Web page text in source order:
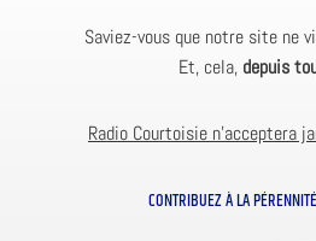
Saviez-vous que notre site ne
Et, cela, depuis
Radio Courtoisie n’acceptera
CONTRIBUEZ À LA